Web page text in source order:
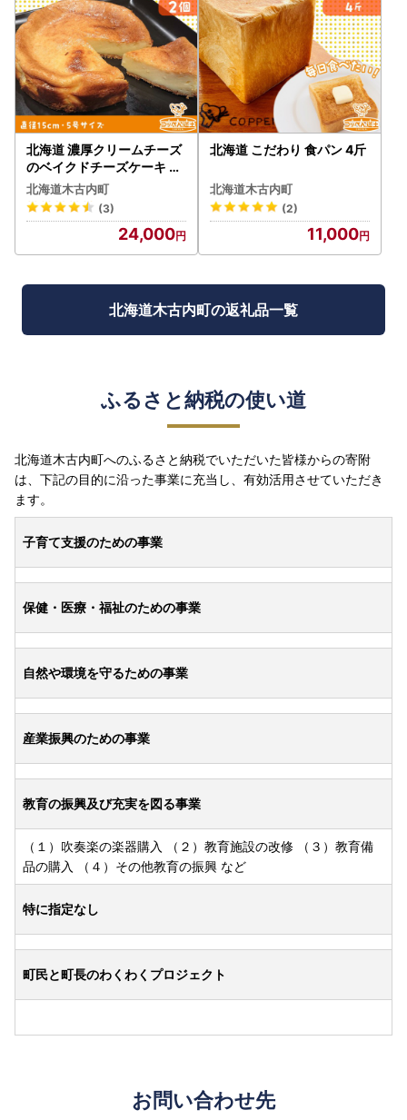
北海道 濃厚クリームチーズ
のベイクドチーズケーキ 2
個
北海道木古内町
(3)
24,000
北海道 こだわり 食パン 4斤
北海道木古内町
(2)
11,000
北海道木古内町の返礼品一覧
ふるさと納税の使い道
北海道木古内町へのふるさと納税でいただいた皆様からの寄附
は、下記の目的に沿った事業に充当し、有効活用させていただき
ます。
子育て支援のための事業
保健・医療・福祉のための事業
自然や環境を守るための事業
産業振興のための事業
教育の振興及び充実を図る事業
（１）吹奏楽の楽器購入 （２）教育施設の改修 （３）教育備
品の購入 （４）その他教育の振興 など
特に指定なし
町民と町長のわくわくプロジェクト
お問い合わせ先